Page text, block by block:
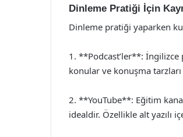
Dinleme Pratiği İçin
Dinleme pratiği yaparken
1. **Podcast’ler**: İngilizce
konular ve konuşma
2. **YouTube**: Eğitim
idealdir. Özellikle alt yazılı